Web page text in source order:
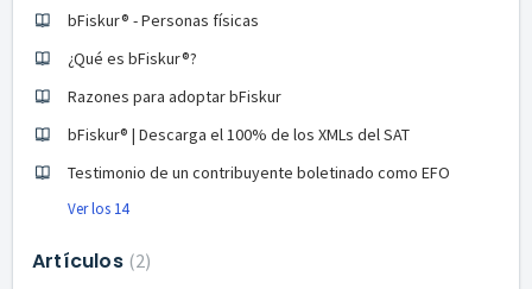
bFiskur®︎ - Personas físicas
¿Qué es bFiskur®?
Razones para adoptar bFiskur
bFiskur®️ | Descarga el 100% de los XMLs del SAT
Testimonio de un contribuyente boletinado como EFO
Ver los 14
Artículos 2